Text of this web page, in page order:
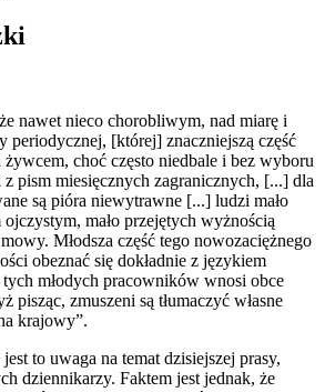
nawet nieco chorobliwym, nad miarę i
periodycznej, [której] znaczniejszą część
żywcem, choć często niedbale i bez wyboru
pism miesięcznych zagranicznych, [...] dla
są pióra niewytrawne [...] ludzi mało
mało przejętych wyżnością
Młodsza część tego nowozaciężnego
obeznać się dokładnie z językiem
młodych pracowników wnosi obce
pisząc, zmuszeni są tłumaczyć własne
krajowy”.
to uwaga na temat dzisiejszej prasy,
dziennikarzy. Faktem jest jednak, że